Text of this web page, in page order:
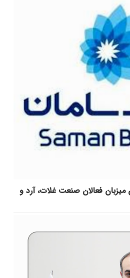
میزبان فعالان صنعت غلات، آرد و